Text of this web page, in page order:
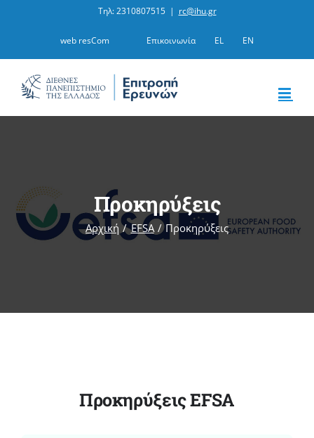
Τηλ: 2310807515 | rc@ihu.gr
web resCom Επικοινωνία EL EN
Προκηρύξεις
Αρχική EFSA Προκηρύξεις
Προκηρύξεις EFSA